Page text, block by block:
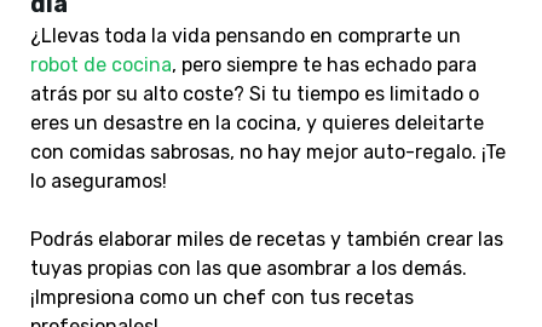
¿Llevas toda la vida pensando en comprarte un
robot de cocina, pero siempre te has echado para
atrás por su alto coste? Si tu tiempo es limitado o
eres un desastre en la cocina, y quieres deleitarte
con comidas sabrosas, no hay mejor auto-regalo. ¡Te
lo aseguramos!
Podrás elaborar miles de recetas y también crear las
tuyas propias con las que asombrar a los demás.
¡Impresiona como un chef con tus recetas